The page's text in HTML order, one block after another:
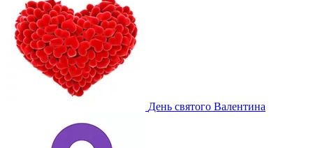
День святого Валентина